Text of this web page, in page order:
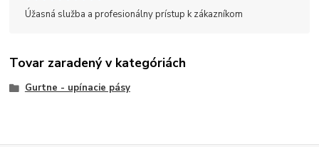
Úžasná služba a profesionálny prístup k zákazníkom
Tovar zaradený v kategóriách
Gurtne - upínacie pásy